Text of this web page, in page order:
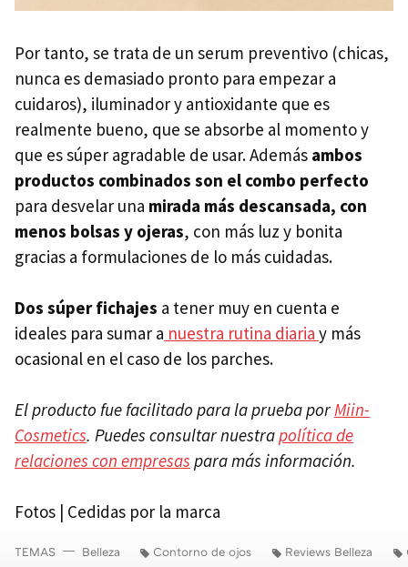
Por tanto, se trata de un serum preventivo (chicas,
nunca es demasiado pronto para empezar a
cuidaros), iluminador y antioxidante que es
realmente bueno, que se absorbe al momento y
que es súper agradable de usar. Además ambos
productos combinados son el combo perfecto
para desvelar una mirada más descansada, con
menos bolsas y ojeras, con más luz y bonita
gracias a formulaciones de lo más cuidadas.
Dos súper fichajes a tener muy en cuenta e
ideales para sumar a nuestra rutina diaria y más
ocasional en el caso de los parches.
El producto fue facilitado para la prueba porMiin-
Cosmetics. Puedes consultar nuestrapolítica de
relaciones con empresas para más información.
Fotos | Cedidas por la marca
TEMAS Belleza Contorno de ojos Reviews Belleza